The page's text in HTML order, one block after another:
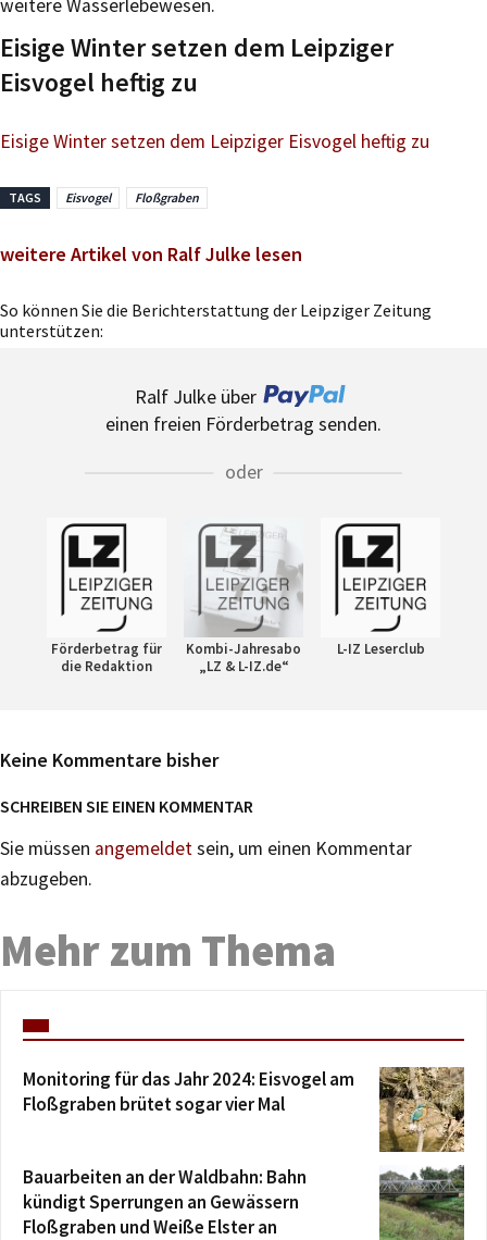
weitere Wasserlebewesen.
Eisige Winter setzen dem Leipziger
Eisvogel heftig zu
Eisige Winter setzen dem Leipziger Eisvogel heftig zu
TAGS Eisvogel Floßgraben
weitere Artikel von Ralf Julke lesen
So können Sie die Berichterstattung der Leipziger Zeitung
unterstützen:
Ralf Julke über
einen freien Förderbetrag senden.
oder
Förderbetrag für
die Redaktion
Kombi-Jahresabo
„LZ & L-IZ.de“
L-IZ Leserclub
Keine Kommentare bisher
SCHREIBEN SIE EINEN KOMMENTAR
Sie müssen angemeldetsein, um einen Kommentar
abzugeben.
Mehr zum Thema
Monitoring für das Jahr 2024: Eisvogel am
Floßgraben brütet sogar vier Mal
Bauarbeiten an der Waldbahn: Bahn
kündigt Sperrungen an Gewässern
Floßgraben und Weiße Elster an